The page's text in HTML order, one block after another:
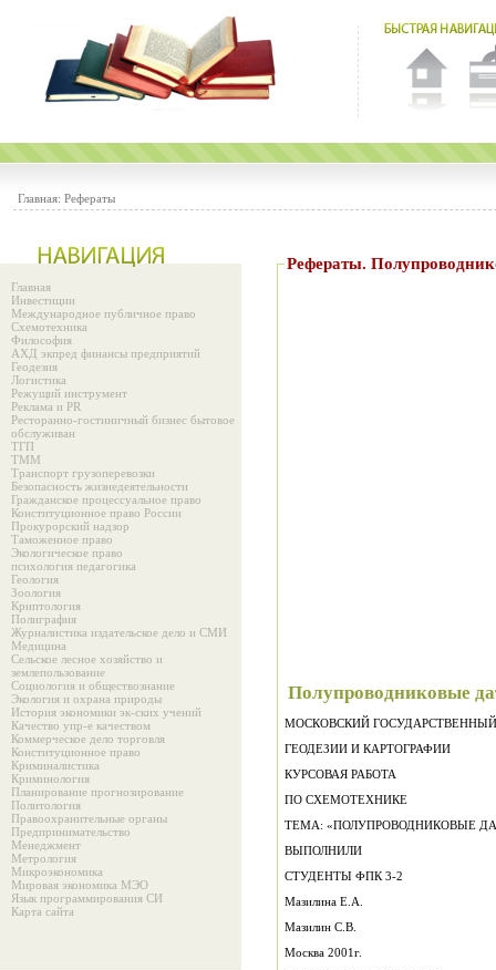
Главная: Рефераты
Главная
Инвестиции
Международное публичное право
Схемотехника
Философия
АХД экпред финансы предприятий
Геодезия
Логистика
Режущий инструмент
Реклама и PR
Ресторанно-гостиничный бизнес бытовое
обслуживан
ТГП
ТММ
Транспорт грузоперевозки
Безопасность жизнедеятельности
Гражданское процессуальное право
Конституционное право России
Прокурорский надзор
Таможенное право
Экологическое право
психология педагогика
Геология
Зоология
Криптология
Полиграфия
Журналистика издательское дело и СМИ
Медицина
Сельское лесное хозяйство и
землепользование
Социология и обществознание
Экология и охрана природы
История экономики эк-ских учений
Качество упр-е качеством
Коммерческое дело торговля
Конституционное право
Криминалистика
Криминология
Планирование прогнозирование
Политология
Правоохранительные органы
Предпринимательство
Менеджмент
Метрология
Микроэкономика
Мировая экономика МЭО
Язык программирования СИ
Карта сайта
Рефераты.
Полупроводниковые
ГЕОДЕЗИИ И КАРТОГРАФИИ
КУРСОВАЯ РАБОТА
ПО СХЕМОТЕХНИКЕ
ТЕМА:
ВЫПОЛНИЛИ
СТУДЕНТЫ ФПК 3-2
Мазилина Е.А.
Мазилин С.В.
Москва 2001г.